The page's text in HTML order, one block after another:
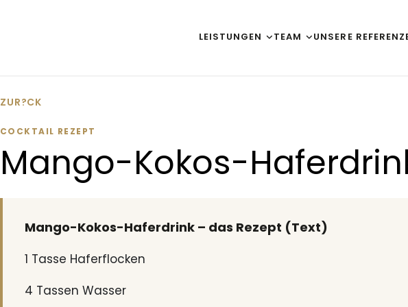
LEISTUNGEN TEAM UNSERE
ZUR?CK
COCKTAIL REZEPT
Mango-Kokos-
Mango-Kokos-Haferdrink – das Rezept (Text)
1 Tasse Haferflocken
4 Tassen Wasser